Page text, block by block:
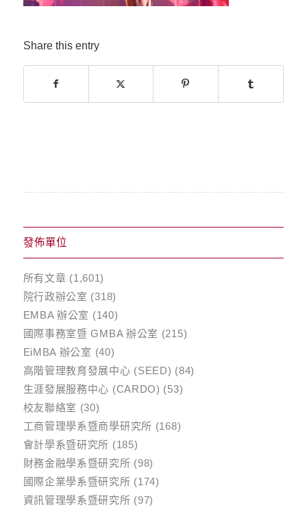
Share this entry
發佈單位
所有文章 (1,601)
院行政辦公室 (318)
EMBA 辦公室 (140)
國際事務室暨 GMBA 辦公室 (215)
EiMBA 辦公室 (40)
高階管理教育發展中心 (SEED) (84)
生涯發展服務中心 (CARDO) (53)
校友聯絡室 (30)
工商管理學系暨商學研究所 (168)
會計學系暨研究所 (185)
財務金融學系暨研究所 (98)
國際企業學系暨研究所 (174)
資訊管理學系暨研究所 (97)